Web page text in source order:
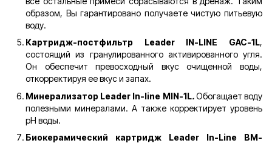
образом, Вы гарантировано получаете чистую питьевую
воду.
Картридж-постфильтр Leader IN-LINE GAC-1L,
состоящий из гранулированного активированного угля.
Он обеспечит превосходный вкус очищенной воды,
откорректируя ее вкус и запах.
Минерализатор Leader In-line MIN-1L.Обогащает воду
полезными минералами. А также корректирует уровень
рН воды.
Биокерамический картридж Leader In-Line BM-